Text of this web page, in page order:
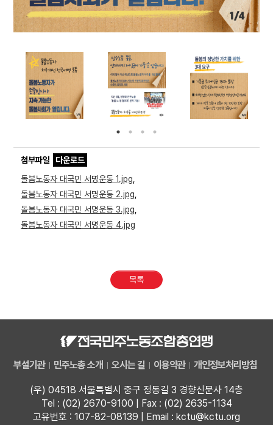
첨부파일
다운로드
돌봄노동자 대국민 서명운동 1.jpg
돌봄노동자 대국민 서명운동 2.jpg
돌봄노동자 대국민 서명운동 3.jpg
돌봄노동자 대국민 서명운동 4.jpg
목록
부설기관 민주노총 소개 오시는 길 이용약관 개인정보처리방침
(우) 04518 서울특별시 중구 정동길 3 경향신문사 14층
Tel : (02) 2670-9100 | Fax : (02) 2635-1134
고유번호 : 107-82-08139 | Email : kctu@kctu.org